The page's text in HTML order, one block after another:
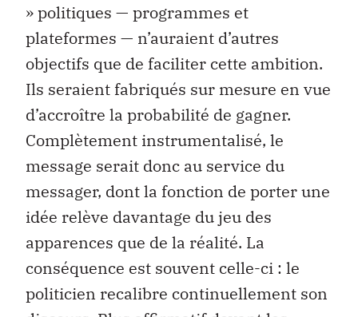
» politiques — programmes et
plateformes — n’auraient d’autres
objectifs que de faciliter cette ambition.
Ils seraient fabriqués sur mesure en vue
d’accroître la probabilité de gagner.
Complètement instrumentalisé, le
message serait donc au service du
messager, dont la fonction de porter une
idée relève davantage du jeu des
apparences que de la réalité. La
conséquence est souvent celle-ci : le
politicien recalibre continuellement son